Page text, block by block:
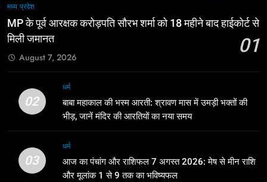
मध्य प्रदेश
MP के पूर्व आरक्षक करोड़पति सौरभ शर्मा को 18 महीने बाद हाईकोर्ट से
मिली जमानत
01
August 7, 2026
02
धर्म
बाबा महाकाल की भस्म आरती: श्रावण मास में उमड़ी भक्तों की
भीड़, जानें मंदिर की आरतियों का नया समय
03
धर्म
आज का पंचांग और राशिफल 7 अगस्त 2026: मेष से मीन राशि
और मूलांक 1 से 9 तक का भविष्यफल